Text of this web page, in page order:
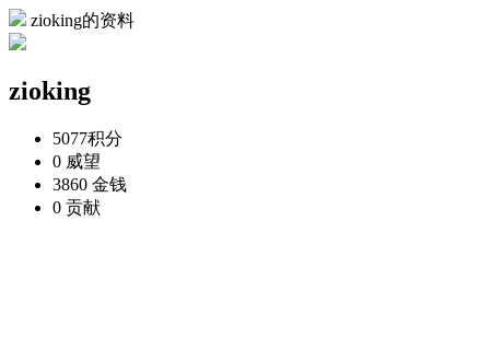
zioking的资料
zioking
5077积分
0 威望
3860 金钱
0 贡献